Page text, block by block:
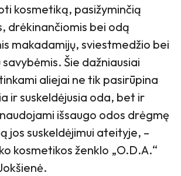
kosmetiką, pasižyminčią
drėkinančiomis bei odą
makadamijų, sviestmedžio bei
Šie dažniausiai
aliejai ne tik pasirūpina
ir suskeldėjusia oda, bet ir
išsaugo odos drėgmę
jos suskeldėjimui ateityje, –
kosmetikos ženklo „O.D.A.“